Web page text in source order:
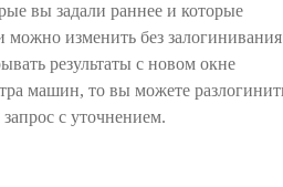
вы задали раннее и которые
можно изменить без
результаты с новом окне
машин, то вы можете
с уточнением.